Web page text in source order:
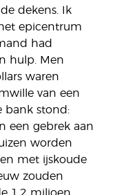
dekens. Ik
epicentrum
had
hulp. Men
waren
van een
bank stond:
een gebrek aan
worden
met ijskoude
zouden